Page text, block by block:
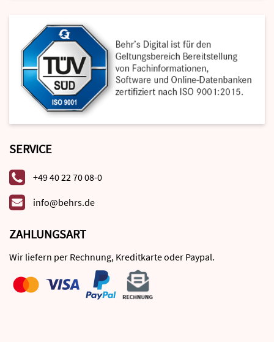
SERVICE
+49 40 22 70 08-0
info@behrs.de
ZAHLUNGSART
Wir liefern per Rechnung, Kreditkarte oder Paypal.